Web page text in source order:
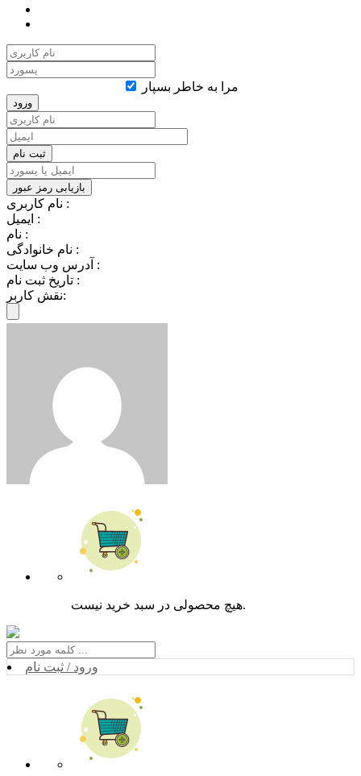
مرا به خاطر بسپار
نام کاربری :
ایمیل :
نام :
نام خانوادگی :
آدرس وب سایت :
تاریخ ثبت نام :
نقش کاربر:
هیچ محصولی در سبد خرید نیست.
ورود / ثبت نام